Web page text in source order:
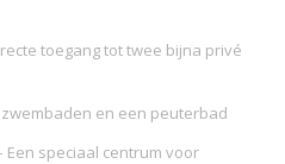
toegang tot twee bijna privé
en een peuterbad
Een speciaal centrum voor